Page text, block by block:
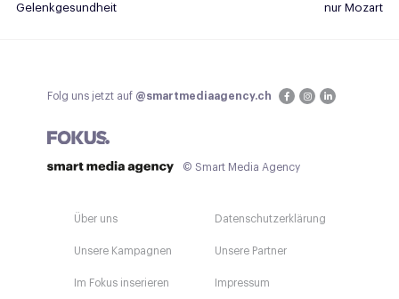
Gelenkgesundheit
nur Mozart
Folg uns jetzt auf @smartmediaagency.ch
© Smart Media Agency
Über uns
Unsere Kampagnen
Im Fokus inserieren
Datenschutzerklärung
Unsere Partner
Impressum